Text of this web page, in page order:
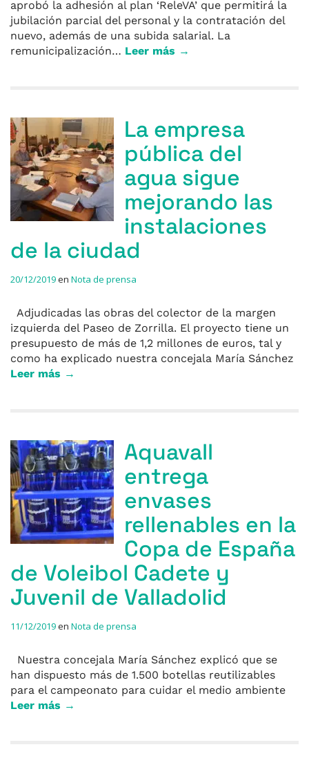
aprobó la adhesión al plan ‘ReleVA’ que permitirá la
jubilación parcial del personal y la contratación del
nuevo, además de una subida salarial. La
remunicipalización… Leer más →
La empresa
pública del
agua sigue
mejorando las
instalaciones
de la ciudad
20/12/2019en Nota de prensa
Adjudicadas las obras del colector de la margen
izquierda del Paseo de Zorrilla. El proyecto tiene un
presupuesto de más de 1,2 millones de euros, tal y
como ha explicado nuestra concejala María Sánchez
Leer más →
Aquavall
entrega
envases
rellenables en la
Copa de España
de Voleibol Cadete y
Juvenil de Valladolid
11/12/2019en Nota de prensa
Nuestra concejala María Sánchez explicó que se
han dispuesto más de 1.500 botellas reutilizables
para el campeonato para cuidar el medio ambiente
Leer más →